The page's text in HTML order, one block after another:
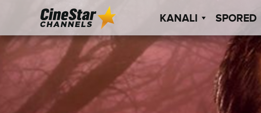
KANALI SPORED